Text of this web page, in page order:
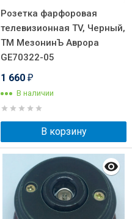
Розетка фарфоровая
телевизионная TV, Черный,
ТМ МезонинЪ Аврора
GE70322-05
1 660 ₽
В наличии
В корзину